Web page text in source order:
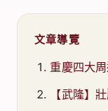
文章導覽
重慶四大
【武隆】